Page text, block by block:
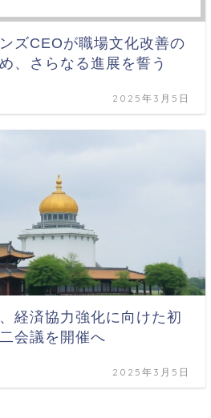
ズCEOが職場文化改善の
、さらなる進展を誓う
2025年3月5日
経済協力強化に向けた初
会議を開催へ
2025年3月5日